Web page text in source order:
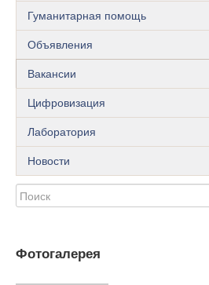
Гуманитарная помощь
Объявления
Вакансии
Цифровизация
Лаборатория
Новости
Фотогалерея